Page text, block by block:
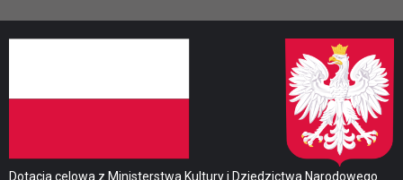
Dotacja celowa z Ministerstwa Kultury i Dziedzictwa Narodowego